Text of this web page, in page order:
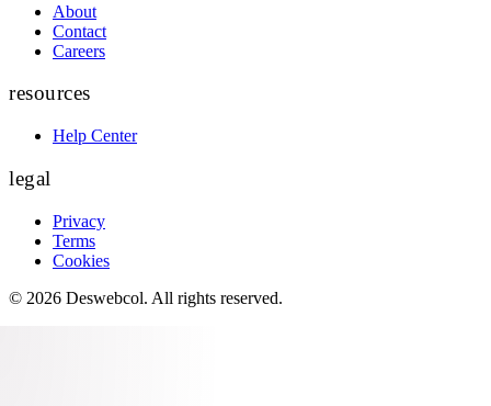
About
Contact
Careers
resources
Help Center
legal
Privacy
Terms
Cookies
© 2026 Deswebcol. All rights reserved.